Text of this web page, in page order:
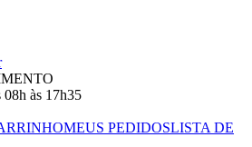
08h às 17h35
MEUS PEDIDOSLISTA DE